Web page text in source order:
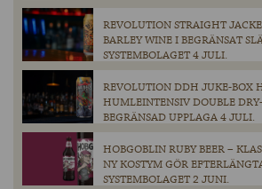
REVOLUTION STRAIGHT
BARLEY WINE I BEGRÄNSAT
SYSTEMBOLAGET 4 JULI.
REVOLUTION DDH JUKE-BOX
HUMLEINTENSIV DOUBLE
BEGRÄNSAD UPPLAGA 4 JULI.
HOBGOBLIN RUBY BEER –
NY KOSTYM GÖR
SYSTEMBOLAGET 2 JUNI.